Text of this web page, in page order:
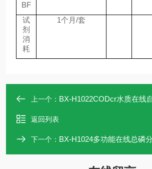
BF
试
剂
消
耗
1个月/套
上一个： BX-H1022CODcr水质在线
返回列表
下一个： BX-H1024多功能在线总磷